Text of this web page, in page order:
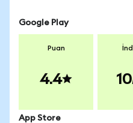
Google Play
Puan
4.4
App Store